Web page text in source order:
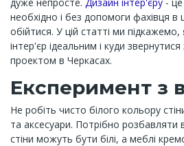
необхідно і без допомоги фахівця в
обійтися. У цій статті ми
інтер'єр ідеальним і куди звернутися
проектом в Черкасах.
Експеримент з
Не робіть чисто білого кольору
та аксесуари. Потрібно розбавляти
стіни можуть бути білі, а меблі